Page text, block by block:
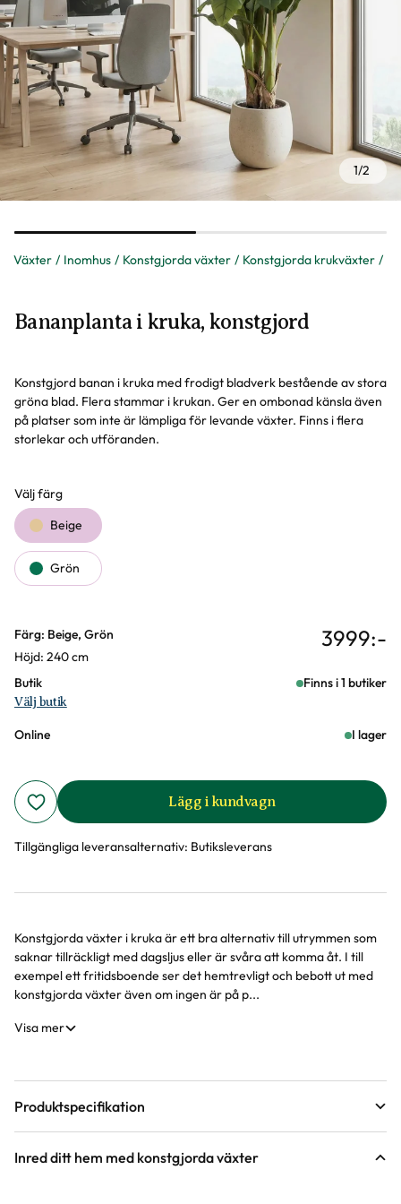
Växter Inomhus Konstgjorda växter Konstgjorda krukväxter
1/2
Bananplanta i kruka, konstgjord
Konstgjord banan i kruka med frodigt bladverk bestående av stora
gröna blad. Flera stammar i krukan. Ger en ombonad känsla även
på platser som inte är lämpliga för levande växter. Finns i flera
storlekar och utföranden.
Välj färg
FärgvalBeige
Grön
Varianter
Färg: Beige, Grön
Höjd: 240 cm
3999:-
Butik Finns i 1 butiker
Välj butik
Online I lager
Lägg i kundvagn
Tillgängliga leveransalternativ: Butiksleverans
Produktinformation
Konstgjorda växter i kruka är ett bra alternativ till utrymmen som
saknar tillräckligt med dagsljus eller är svåra att komma åt. I till
exempel ett fritidsboende ser det hemtrevligt och bebott ut med
konstgjorda växter även om ingen är på p...
Visa mer
Produktspecifikation
Material Nylon, plast, metall
Inred ditt hem med konstgjorda växter